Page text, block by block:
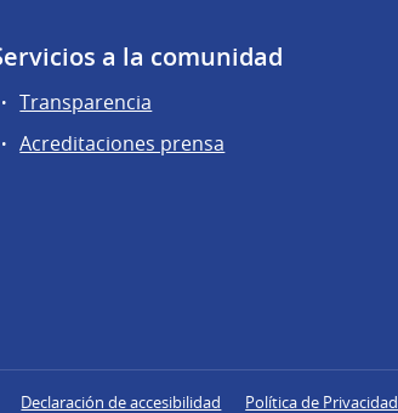
a la comunidad
Transparencia
Acreditaciones prensa
Declaración de accesibilidad Política de Privacidad